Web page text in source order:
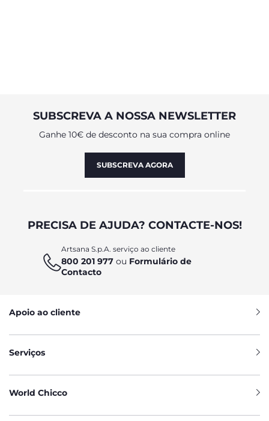
SUBSCREVA A NOSSA NEWSLETTER
Ganhe 10€ de desconto na sua compra online
SUBSCREVA AGORA
PRECISA DE AJUDA? CONTACTE-NOS!
Artsana S.p.A. serviço ao cliente
800 201 977 ou Formulário de
Contacto
Apoio ao cliente
Serviços
World Chicco